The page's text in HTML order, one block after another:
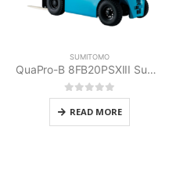
SUMITOMO
QuaPro-B 8FB20PSXIII Sumitomo
0out of 5
READ MORE